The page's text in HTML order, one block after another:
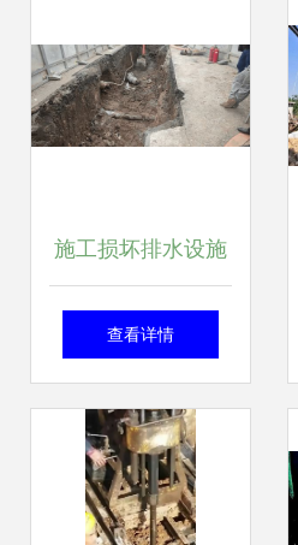
施工损坏排水设施
长春执法人员从严
查看详情